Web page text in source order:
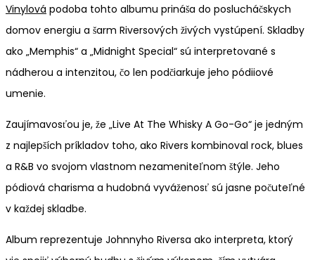
Vinylová podoba tohto albumu prináša do poslucháčskych
domov energiu a šarm Riversových živých vystúpení. Skladby
ako „Memphis“ a „Midnight Special“ sú interpretované s
nádherou a intenzitou, čo len podčiarkuje jeho pódiiové
umenie.
Zaujímavosťou je, že „Live At The Whisky A Go-Go“ je jedným
z najlepších príkladov toho, ako Rivers kombinoval rock, blues
a R&B vo svojom vlastnom nezameniteľnom štýle. Jeho
pódiová charisma a hudobná vyváženosť sú jasne počuteľné
v každej skladbe.
Album reprezentuje Johnnyho Riversa ako interpreta, ktorý